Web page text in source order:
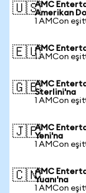
🇺🇸AMC
Amerikan
1 AMCon
🇪🇺AMC
1 AMCon
🇬🇧AMC
Sterlini'na
1 AMCon
🇯🇵AMC
Yeni'na
1 AMCon
🇨🇳AMC
Yuanı'na
1 AMCon